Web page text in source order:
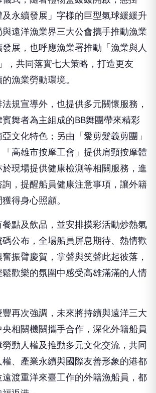
與遠洋漁業界三大公會攜手推動漁業
展，也呼應漁業署推動「漁業與人
，共同落實七大策略，打造更友
漁業勞動環境。
規宣導外，也提供多元關懷服務，
舞者為主組成的BB舞團帶來精彩
文化特色；另由「愛剪髮義剪團」
高雄市按摩工會」提供肩頸按摩體
現場提供健康檢測等相關服務，進
，提醒船員健康注意事項，讓外籍
得身心照顧。
餐點及飲品，並安排摸彩活動炒熱氣
公布，全場船員屏息期待、熱情歡
振臂慶賀，掌聲與笑聲此起彼落，
歡樂的氛圍中感受高雄滿滿的人情
豐再次強調，未來將持續與遠洋三大
相關機關攜手合作，深化外籍船員
動人權及推動多元文化交流，共同
、產業永續與國際友善形象的港都
渡重洋來臺工作的外籍漁船員，都
福返港。